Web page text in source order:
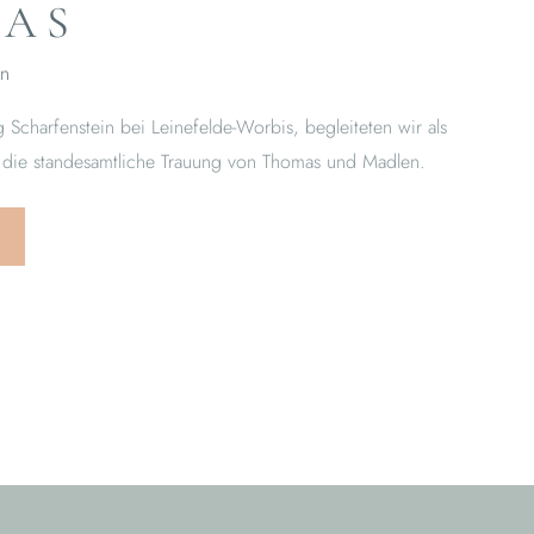
bei Leinefelde-Worbis, begleiteten wir als
standesamtliche Trauung von Thomas und Madlen.